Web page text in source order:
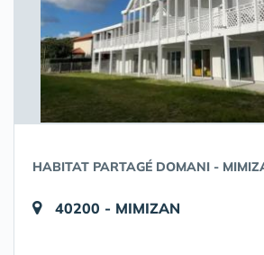
HABITAT PARTAGÉ DOMANI -
40200 - MIMIZAN